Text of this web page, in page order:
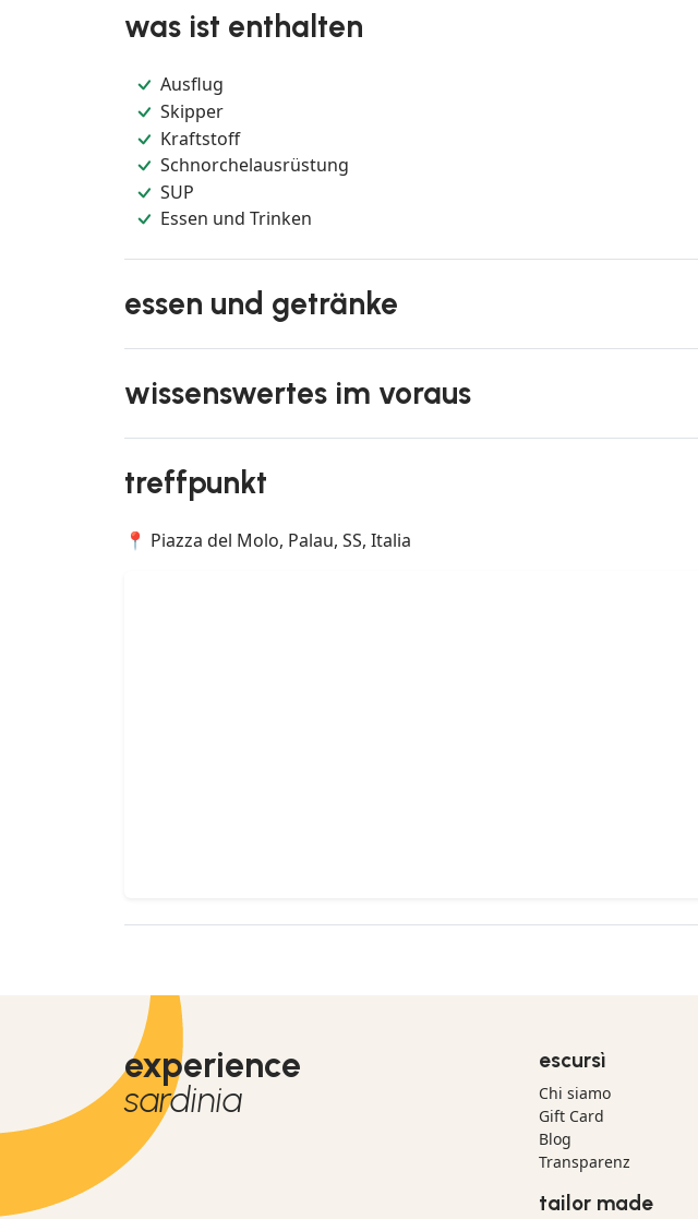
was ist enthalten
Ausflug
Skipper
Kraftstoff
Schnorchelausrüstung
SUP
Essen und Trinken
essen und getränke
wissenswertes im voraus
treffpunkt
📍 Piazza del Molo, Palau, SS, Italia
experience
sardinia
escursì
Chi siamo
Gift Card
Blog
Transparenz
tailor made